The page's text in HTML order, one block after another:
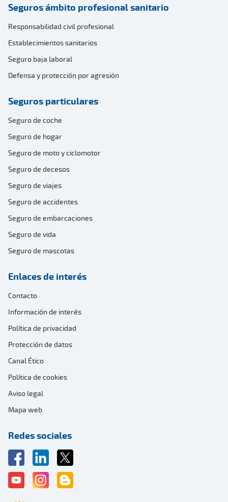
Seguros ámbito profesional sanitario
Responsabilidad civil profesional
Establecimientos sanitarios
Seguro baja laboral
Defensa y protección por agresión
Seguros particulares
Seguro de coche
Seguro de hogar
Seguro de moto y ciclomotor
Seguro de decesos
Seguro de viajes
Seguro de accidentes
Seguro de embarcaciones
Seguro de vida
Seguro de mascotas
Enlaces de interés
Contacto
Información de interés
Política de privacidad
Protección de datos
Canal Ético
Política de cookies
Aviso legal
Mapa web
Redes sociales